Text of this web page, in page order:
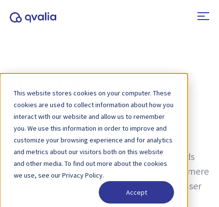
This website stores cookies on your computer. These
cookies are used to collect information about how you
interact with our website and allow us to remember
you. We use this information in order to improve and
customize your browsing experience and for analytics
and metrics about our visitors both on this website
and other media. To find out more about the cookies
we use, see our Privacy Policy.
Accept
teknologier og trends
Tag:
Indsigt i transaktioner, teknologier og trends
samt nyheder om produktopdateringer. Få mere
at vide om, hvordan du kan forbedre processer
og bruge transaktionsdata til operationel